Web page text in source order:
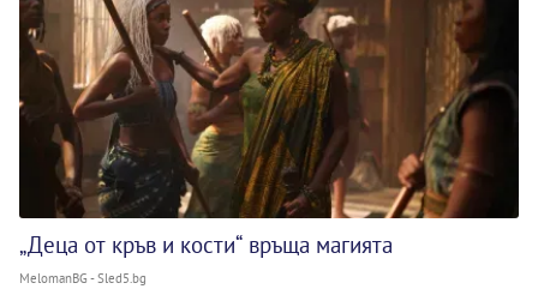
„Деца от кръв и кости“ връща магията
MelomanBG - Sled5.bg